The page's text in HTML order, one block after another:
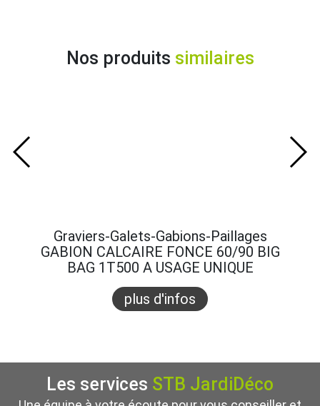
Nos produits similaires
Graviers-Galets-Gabions-Paillages
GABION CALCAIRE FONCE 60/90 BIG
BAG 1T500 A USAGE UNIQUE
plus d'infos
Les services STB JardiDéco